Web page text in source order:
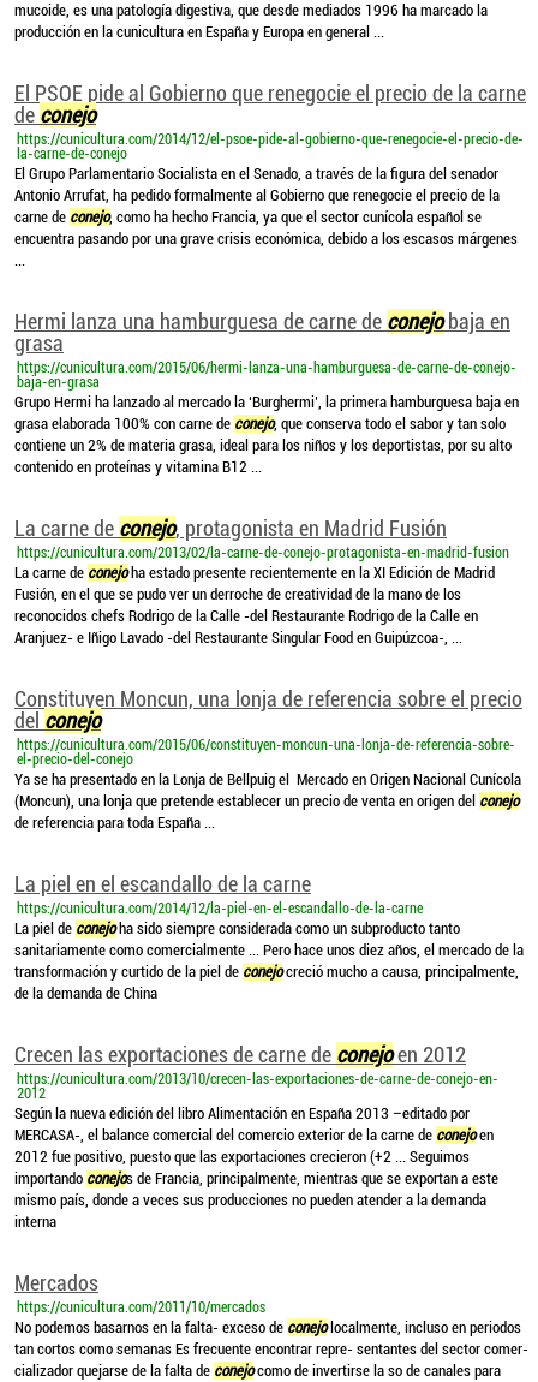
mucoide, es una patología digestiva, que desde mediados 1996 ha marcado la
producción en la cunicultura en España y Europa en general ...
El PSOE pide al Gobierno que renegocie el precio de la carne
de conejo
https://cunicultura.com/2014/12/el-psoe-pide-al-gobierno-que-renegocie-el-precio-de-
la-carne-de-conejo
El Grupo Parlamentario Socialista en el Senado, a través de la figura del senador
Antonio Arrufat, ha pedido formalmente al Gobierno que renegocie el precio de la
carne de conejo, como ha hecho Francia, ya que el sector cunícola español se
encuentra pasando por una grave crisis económica, debido a los escasos márgenes
...
Hermi lanza una hamburguesa de carne de conejobaja en
grasa
https://cunicultura.com/2015/06/hermi-lanza-una-hamburguesa-de-carne-de-conejo-
baja-en-grasa
Grupo Hermi ha lanzado al mercado la ‘Burghermi’, la primera hamburguesa baja en
grasa elaborada 100% con carne de conejo, que conserva todo el sabor y tan solo
contiene un 2% de materia grasa, ideal para los niños y los deportistas, por su alto
contenido en proteínas y vitamina B12 ...
La carne de conejo, protagonista en Madrid Fusión
https://cunicultura.com/2013/02/la-carne-de-conejo-protagonista-en-madrid-fusion
La carne de conejoha estado presente recientemente en la XI Edición de Madrid
Fusión, en el que se pudo ver un derroche de creatividad de la mano de los
reconocidos chefs Rodrigo de la Calle -del Restaurante Rodrigo de la Calle en
Aranjuez- e Iñigo Lavado -del Restaurante Singular Food en Guipúzcoa-, ...
Constituyen Moncun, una lonja de referencia sobre el precio
del conejo
https://cunicultura.com/2015/06/constituyen-moncun-una-lonja-de-referencia-sobre-
el-precio-del-conejo
Ya se ha presentado en la Lonja de Bellpuig el Mercado en Origen Nacional Cunícola
(Moncun), una lonja que pretende establecer un precio de venta en origen del conejo
de referencia para toda España ...
La piel en el escandallo de la carne
https://cunicultura.com/2014/12/la-piel-en-el-escandallo-de-la-carne
La piel de conejoha sido siempre considerada como un subproducto tanto
sanitariamente como comercialmente ... Pero hace unos diez años, el mercado de la
transformación y curtido de la piel de conejocreció mucho a causa, principalmente,
de la demanda de China
Crecen las exportaciones de carne de conejoen 2012
https://cunicultura.com/2013/10/crecen-las-exportaciones-de-carne-de-conejo-en-
2012
Según la nueva edición del libro Alimentación en España 2013 –editado por
MERCASA-, el balance comercial del comercio exterior de la carne de conejoen
2012 fue positivo, puesto que las exportaciones crecieron (+2 ... Seguimos
importando conejos de Francia, principalmente, mientras que se exportan a este
mismo país, donde a veces sus producciones no pueden atender a la demanda
interna
Mercados
https://cunicultura.com/2011/10/mercados
No podemos basarnos en la falta- exceso de conejolocalmente, incluso en periodos
tan cortos como semanas Es frecuente encontrar repre- sentantes del sector comer-
cializador quejarse de la falta de conejocomo de invertirse la so de canales para